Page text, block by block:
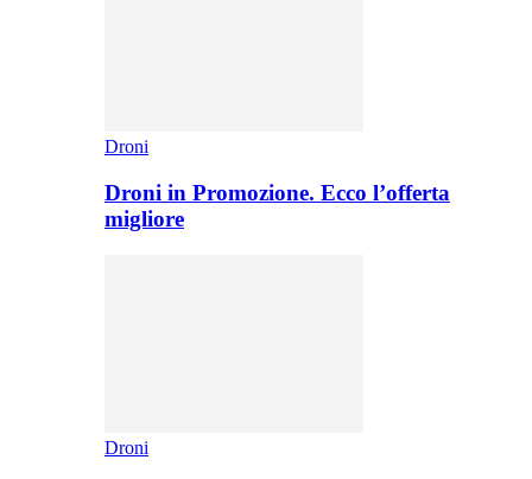
Droni
Droni in Promozione. Ecco l’offerta
migliore
Droni